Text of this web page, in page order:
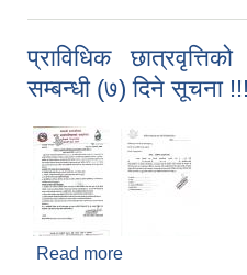
प्राविधिक
सम्बन्धी (७) दिने सूचना
Read more